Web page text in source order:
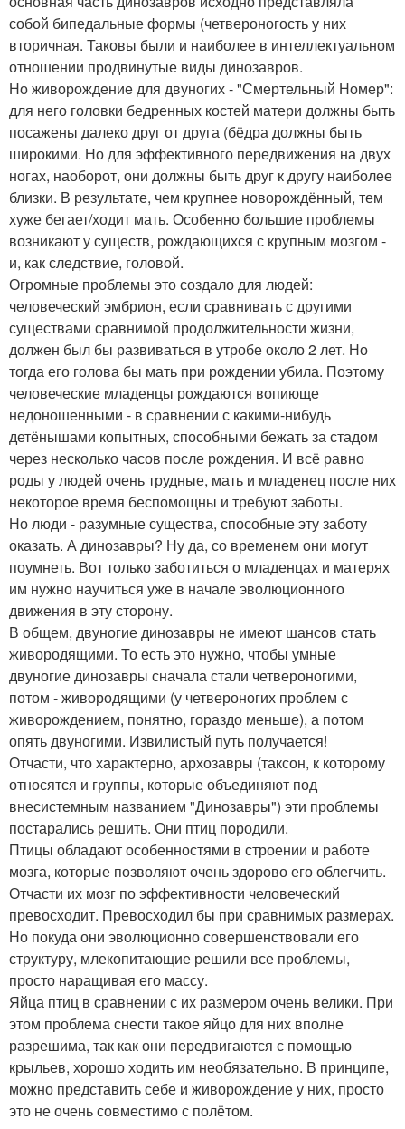
собой бипедальные формы (четвероногость у них
вторичная. Таковы были и наиболее в интеллектуальном
отношении продвинутые виды динозавров.
Но живорождение для двуногих - "Смертельный Номер":
для него головки бедренных костей матери должны быть
посажены далеко друг от друга (бёдра должны быть
широкими. Но для эффективного передвижения на двух
ногах, наоборот, они должны быть друг к другу наиболее
близки. В результате, чем крупнее новорождённый, тем
хуже бегает/ходит мать. Особенно большие проблемы
возникают у существ, рождающихся с крупным мозгом -
и, как следствие, головой.
Огромные проблемы это создало для людей:
человеческий эмбрион, если сравнивать с другими
существами сравнимой продолжительности жизни,
должен был бы развиваться в утробе около 2 лет. Но
тогда его голова бы мать при рождении убила. Поэтому
человеческие младенцы рождаются вопиюще
недоношенными - в сравнении с какими-нибудь
детёнышами копытных, способными бежать за стадом
через несколько часов после рождения. И всё равно
роды у людей очень трудные, мать и младенец после них
некоторое время беспомощны и требуют заботы.
Но люди - разумные существа, способные эту заботу
оказать. А динозавры? Ну да, со временем они могут
поумнеть. Вот только заботиться о младенцах и матерях
им нужно научиться уже в начале эволюционного
движения в эту сторону.
В общем, двуногие динозавры не имеют шансов стать
живородящими. То есть это нужно, чтобы умные
двуногие динозавры сначала стали четвероногими,
потом - живородящими (у четвероногих проблем с
живорождением, понятно, гораздо меньше), а потом
опять двуногими. Извилистый путь получается!
Отчасти, что характерно, архозавры (таксон, к которому
относятся и группы, которые объединяют под
внесистемным названием "Динозавры") эти проблемы
постарались решить. Они птиц породили.
Птицы обладают особенностями в строении и работе
мозга, которые позволяют очень здорово его облегчить.
Отчасти их мозг по эффективности человеческий
превосходит. Превосходил бы при сравнимых размерах.
Но покуда они эволюционно совершенствовали его
структуру, млекопитающие решили все проблемы,
просто наращивая его массу.
Яйца птиц в сравнении с их размером очень велики. При
этом проблема снести такое яйцо для них вполне
разрешима, так как они передвигаются с помощью
крыльев, хорошо ходить им необязательно. В принципе,
можно представить себе и живорождение у них, просто
это не очень совместимо с полётом.